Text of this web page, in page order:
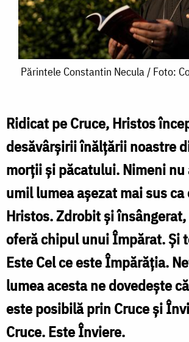
Părintele
/
Foto:
Constantin
Comici
Părintele Constantin Necula / Foto:
Ridicat pe Cruce, Hristos
desăvârșirii înălțării noastre
morții și păcatului. Nimeni
umil lumea așezat mai sus ca
Hristos. Zdrobit și
oferă chipul unui Împărat. Și
Este Cel ce este Împărăția.
lumea acesta ne dovedește
este posibilă prin Cruce și
Cruce. Este Înviere.